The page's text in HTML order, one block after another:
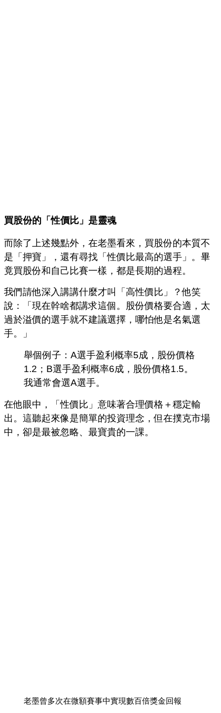
買股份的「性價比」是靈魂
而除了上述幾點外，在老墨看來，買股份的本質不
是「押寶」，還有尋找「性價比最高的選手」。畢
竟買股份和自己比賽一樣，都是長期的過程。
我們請他深入講講什麼才叫「高性價比」？他笑
說：「現在幹啥都講求這個。股份價格要合適，太
過於溢價的選手就不建議選擇，哪怕他是名氣選
手。」
舉個例子：A選手盈利概率5成，股份價格
1.2；B選手盈利概率6成，股份價格1.5。
我通常會選A選手。
在他眼中，「性價比」意味著合理價格＋穩定輸
出。這聽起來像是簡單的投資理念，但在撲克市場
中，卻是最被忽略、最寶貴的一課。
老墨曾多次在微額賽事中實現數百倍獎金回報